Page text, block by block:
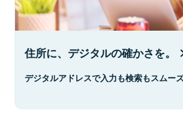
住所に、デジタルの確かさを。
デジタルアドレスで入力も検索もスムーズ